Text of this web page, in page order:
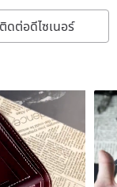
ติดต่อดีไซเนอร์